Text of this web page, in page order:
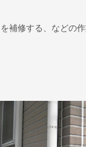
補修する、などの作